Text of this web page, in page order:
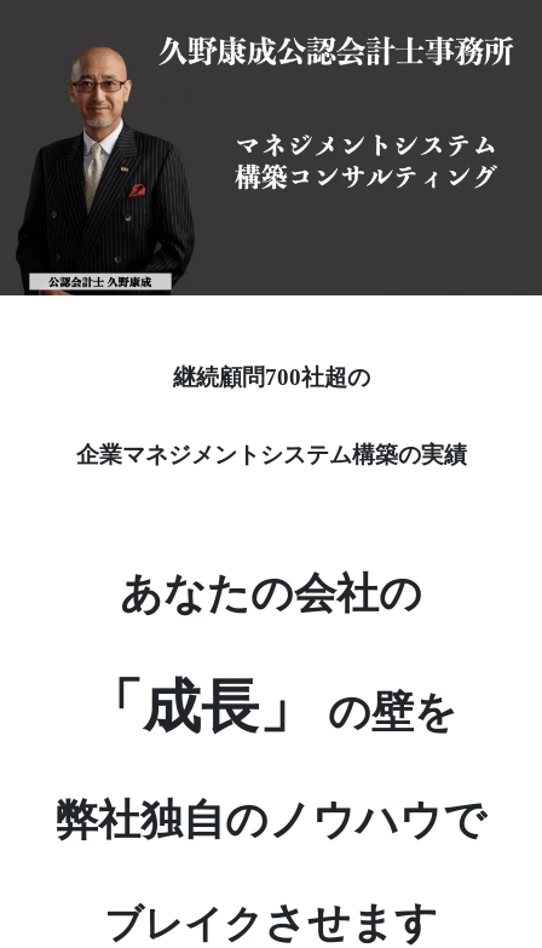
継続顧問700社超の
企業マネジメントシステム構築の実績
あなたの会社の
「成長」 の壁を
弊社独自のノウハウで
ブレイク させます